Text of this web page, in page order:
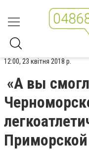
12:00, 23 квітня 2018 р.
«А вы